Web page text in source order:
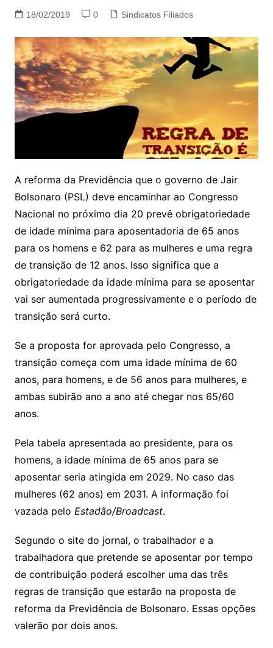
18/02/2019 0 Sindicatos Filiados
A reforma da Previdência que o governo de Jair
Bolsonaro (PSL) deve encaminhar ao Congresso
Nacional no próximo dia 20 prevê obrigatoriedade
de idade mínima para aposentadoria de 65 anos
para os homens e 62 para as mulheres e uma regra
de transição de 12 anos. Isso significa que a
obrigatoriedade da idade mínima para se aposentar
vai ser aumentada progressivamente e o período de
transição será curto.
Se a proposta for aprovada pelo Congresso, a
transição começa com uma idade mínima de 60
anos, para homens, e de 56 anos para mulheres, e
ambas subirão ano a ano até chegar nos 65/60
anos.
Pela tabela apresentada ao presidente, para os
homens, a idade mínima de 65 anos para se
aposentar seria atingida em 2029. No caso das
mulheres (62 anos) em 2031. A informação foi
vazada pelo Estadão/Broadcast.
Segundo o site do jornal, o trabalhador e a
trabalhadora que pretende se aposentar por tempo
de contribuição poderá escolher uma das três
regras de transição que estarão na proposta de
reforma da Previdência de Bolsonaro. Essas opções
valerão por dois anos.